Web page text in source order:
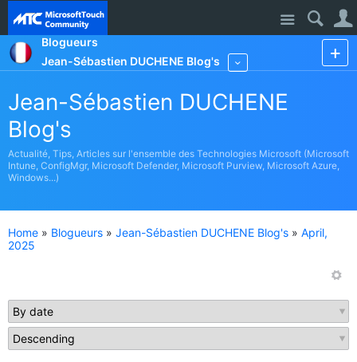
Site
Blogueurs
Jean-Sébastien DUCHENE Blog's
Jean-Sébastien DUCHENE
Blog's
Actualité, Tips, Articles sur l'ensemble des Technologies Microsoft (Microsoft
Intune, ConfigMgr, Microsoft Defender, Microsoft Purview, Microsoft Azure,
Windows...)
Home » Blogueurs » Jean-Sébastien DUCHENE Blog's » April,
2025